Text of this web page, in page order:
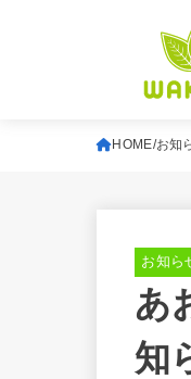
HOME お知
お知ら
あ
知